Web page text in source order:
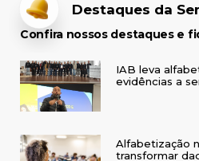
Destaques da
Confira nossos destaques e
IAB leva
evidências a
Alfabetização
transformar